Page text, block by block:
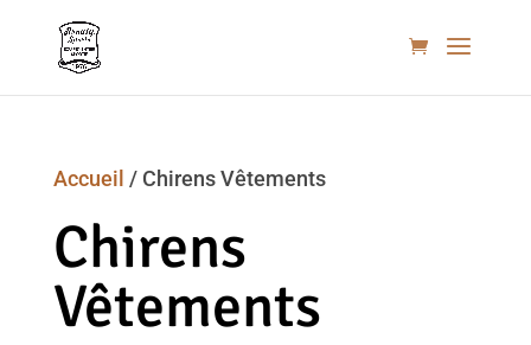
Accueil / Chirens Vêtements
Chirens
Vêtements